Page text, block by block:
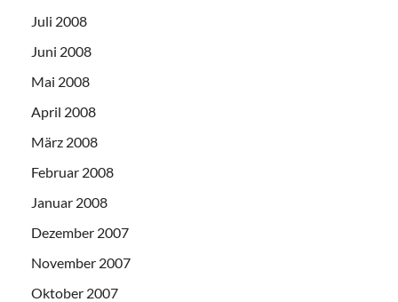
Juli 2008
Juni 2008
Mai 2008
April 2008
März 2008
Februar 2008
Januar 2008
Dezember 2007
November 2007
Oktober 2007